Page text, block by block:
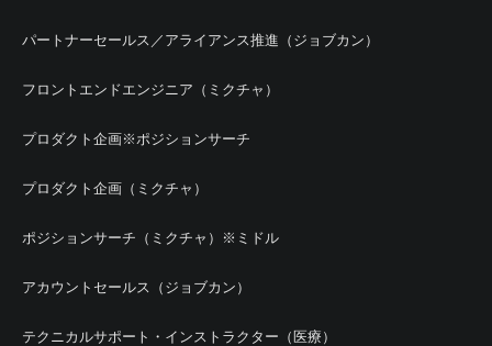
パートナーセールス／アライアンス推進（ジョブカン）
フロントエンドエンジニア（ミクチャ）
プロダクト企画※ポジションサーチ
プロダクト企画（ミクチャ）
ポジションサーチ（ミクチャ）※ミドル
アカウントセールス（ジョブカン）
テクニカルサポート・インストラクター（医療）